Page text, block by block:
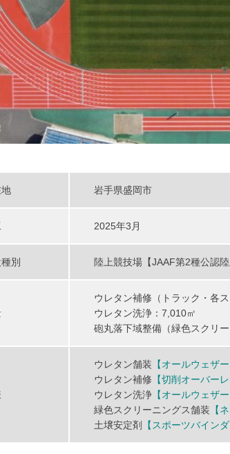
岩手県盛岡市
2025年3月
別 陸上競技場【JAAF第2種公認陸
ウレタン補修（トラック・各
ウレタン洗浄：7,010㎡
砲丸落下域整備（緑色スクリ
ウレタン舗装 【オールウェザー
ウレタン補修 【切削オーバーレ
ウレタン洗浄 【オールウェザ
緑色スクリーニングス舗装 【
土壌安定剤
【スポーツバインダ